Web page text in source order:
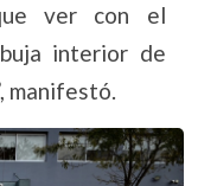
ver con el
interior de
manifestó.